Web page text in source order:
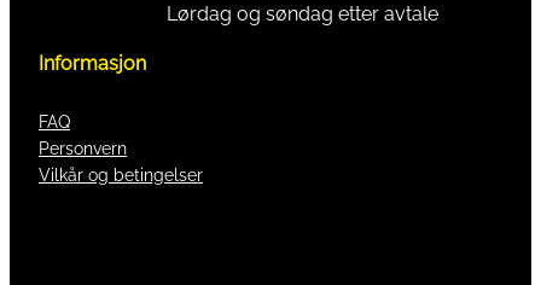
Lørdag og søndag etter avtale
Informasjon
FAQ
Personvern
Vilkår og betingelser